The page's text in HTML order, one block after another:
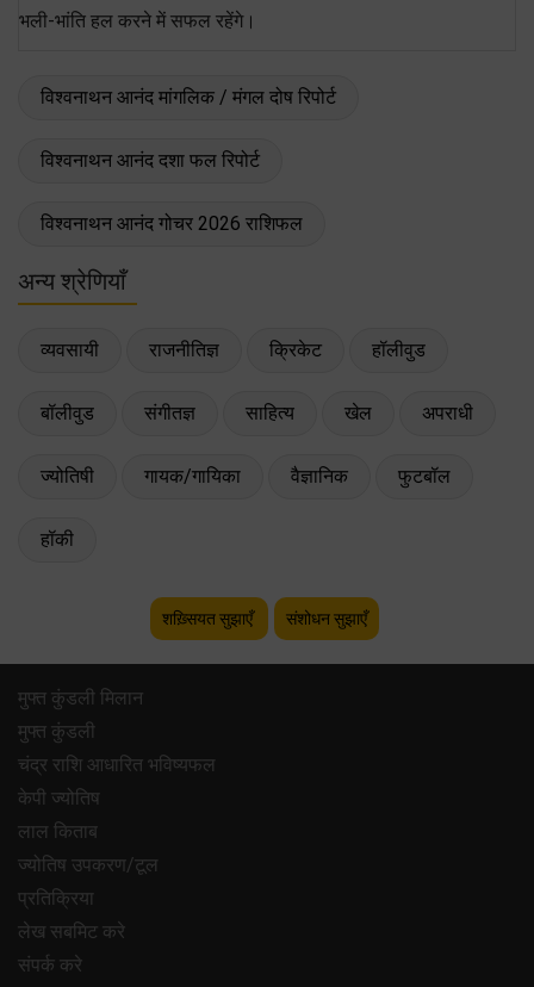
भली-भांति हल करने में सफल रहेंगे।
विश्वनाथन आनंद मांगलिक / मंगल दोष रिपोर्ट
विश्वनाथन आनंद दशा फल रिपोर्ट
विश्वनाथन आनंद गोचर 2026 राशिफल
अन्य श्रेणियाँ
व्यवसायी राजनीतिज्ञ क्रिकेट हॉलीवुड
बॉलीवुड संगीतज्ञ साहित्य खेल अपराधी
ज्योतिषी गायक/गायिका वैज्ञानिक फुटबॉल
हॉकी
शख़्सियत सुझाएँ संशोधन सुझाएँ
मुफ्त कुंडली मिलान
मुफ्त कुंडली
चंद्र राशि आधारित भविष्यफल
केपी ज्योतिष
लाल किताब
ज्योतिष उपकरण/टूल
प्रतिक्रिया
लेख सबमिट करे
संपर्क करे